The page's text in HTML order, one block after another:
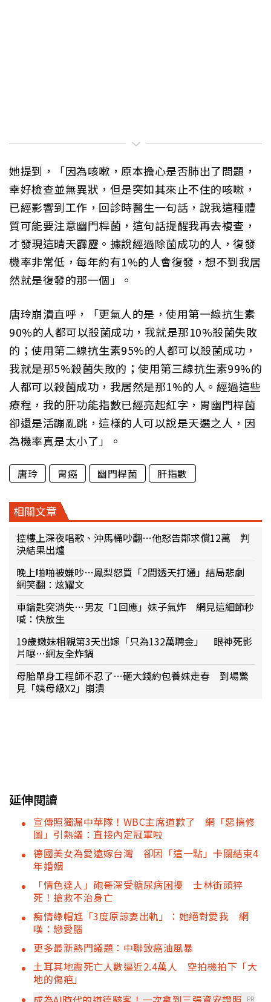
她提到，「因為咳嗽，原本擔心是否肺出了問題，
幸好檢查並無異狀，但是突如其來止不住的咳嗽，
已經影響到工作，回診時醫生一句話，說我這種體
質可能要注意幽門桿菌，這句話提醒我再去複查，
才發現這晴天霹靂。據說經過除菌成功的人，復發
機率非常低，每年約有1%的人會復發，想不到我居
然就是復發的那一個」。
唐玲崩潰直呼，「更氣人的是，使用第一線抗生素
90%的人都可以殺菌成功，我就是那10%殺菌失敗
的；使用第二線抗生素95%的人都可以殺菌成功，
我就是那5%殺菌失敗的；使用第三線抗生素99%的
人都可以殺菌成功，我居然是那1%的人。經過這些
療程，我的肝功能指數已經亮起紅字，胃幽門桿菌
卻還是活蹦亂跳，這樣的人可以說是天選之人，因
為機率真是太小了」。
唐玲 胃癌 幽門桿菌 肝指數
相關文章
控樓上深夜唱歌、沖馬桶吵翻…他怒告鄰求償12萬 判
決結果出爐
晚上啪啪被嫌吵…鳳梨怒買「2間透天打通」結局悲劇
網笑翻：炫耀文
車鑰匙突消失…男友「1回應」妹子氣炸 網見這細節秒
喊：快放生
19歲嫩妹相親第3天出嫁「只為132萬聘金」 眼神死影
片曝…網友全炸鍋
母胎單身工程師不忍了…砸大錢約包養妹走春 到場驚
見「姨母級X2」崩潰
延伸閱讀
宣傳照獨漏中華隊！WBC主席道歉了 網「惡搞修
圖」引熱議：直接內定冠軍啦
德國美女為愛遠嫁台灣 卻因「這一點」卡關結束4
年婚姻
「情色達人」砲哥深受糖尿病困擾 士林街頭猝
死！搶救不治身亡
痴情綠帽尪「3度原諒妻出軌」：她絕對愛我 網
嘆：戀愛腦
更多最新熱門議題：中聯致癌油風暴
土耳其地震死亡人數逼近2.4萬人 空拍機拍下「大
地的傷疤」
PR